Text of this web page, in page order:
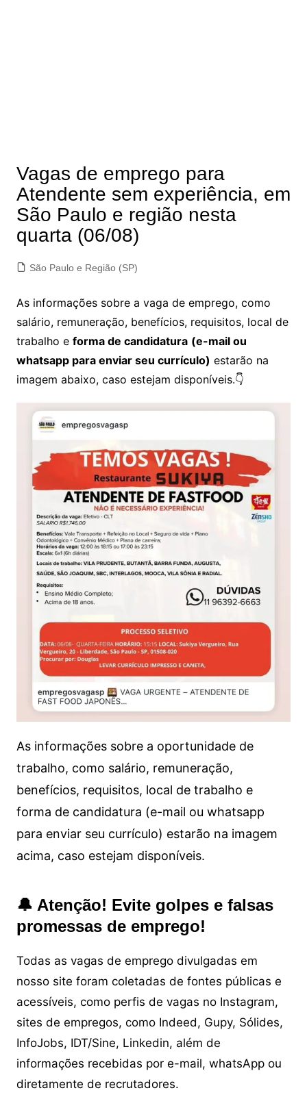
Vagas de emprego para
Atendente sem experiência, em
São Paulo e região nesta
quarta (06/08)
São Paulo e Região (SP)
As informações sobre a vaga de emprego, como
salário, remuneração, benefícios, requisitos, local de
trabalho e forma de candidatura (e-mail ou
whatsapp para enviar seu currículo) estarão na
imagem abaixo, caso estejam disponíveis.👇
As informações sobre a oportunidade de
trabalho, como salário, remuneração,
benefícios, requisitos, local de trabalho e
forma de candidatura (e-mail ou whatsapp
para enviar seu currículo) estarão na imagem
acima, caso estejam disponíveis.
🔔 Atenção! Evite golpes e falsas
promessas de emprego!
Todas as vagas de emprego divulgadas em
nosso site foram coletadas de fontes públicas e
acessíveis, como perfis de vagas no Instagram,
sites de empregos, como Indeed, Gupy, Sólides,
InfoJobs, IDT/Sine, Linkedin, além de
informações recebidas por e-mail, whatsApp ou
diretamente de recrutadores.